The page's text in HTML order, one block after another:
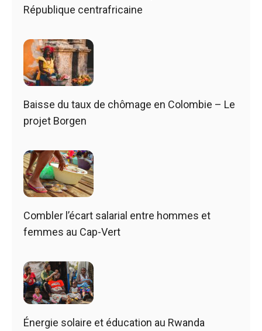
République centrafricaine
Baisse du taux de chômage en Colombie – Le
projet Borgen
Combler l’écart salarial entre hommes et
femmes au Cap-Vert
Énergie solaire et éducation au Rwanda